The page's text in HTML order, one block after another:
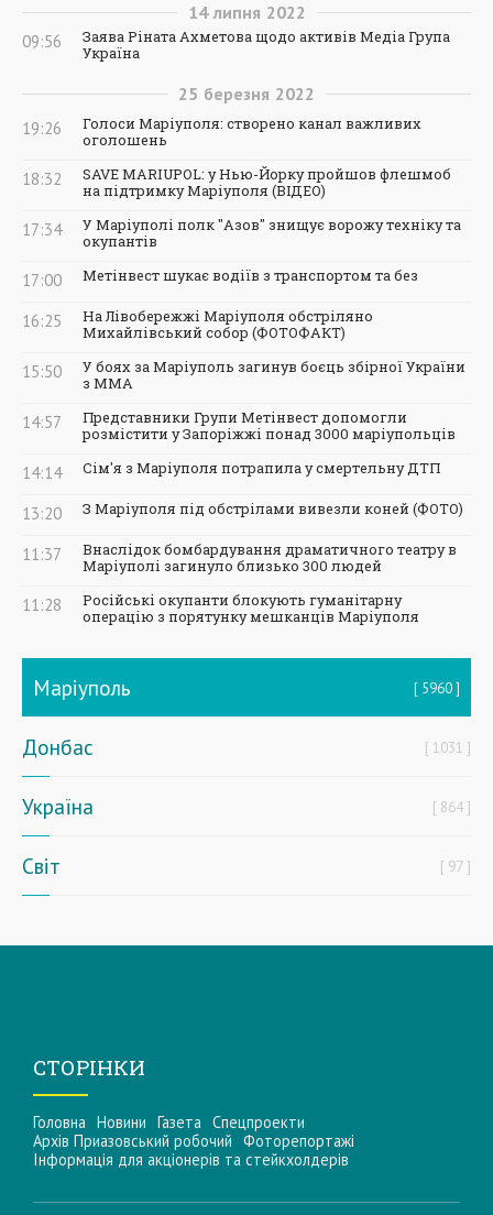
14 липня 2022
09:56
Заява Ріната Ахметова щодо активів Медіа Група
Україна
25 березня 2022
19:26
Голоси Маріуполя: створено канал важливих
оголошень
18:32
SAVE MARIUPOL: у Нью-Йорку пройшов флешмоб
на підтримку Маріуполя (ВІДЕО)
17:34
У Маріуполі полк "Азов" знищує ворожу техніку та
окупантів
17:00 Метінвест шукає водіїв з транспортом та без
16:25
На Лівобережжі Маріуполя обстріляно
Михайлівський собор (ФОТОФАКТ)
15:50
У боях за Маріуполь загинув боєць збірної України
з ММА
14:57
Представники Групи Метінвест допомогли
розмістити у Запоріжжі понад 3000 маріупольців
14:14 Сім'я з Маріуполя потрапила у смертельну ДТП
13:20 З Маріуполя під обстрілами вивезли коней (ФОТО)
11:37
Внаслідок бомбардування драматичного театру в
Маріуполі загинуло близько 300 людей
11:28
Російські окупанти блокують гуманітарну
операцію з порятунку мешканців Маріуполя
Маріуполь 5960
Донбас 1031
Україна 864
Світ 97
СТОРІНКИ
Головна Новини Газета Спецпроекти
Архів Приазовський робочий Фоторепортажі
Інформацiя для акцiонерiв та стейкхолдерiв